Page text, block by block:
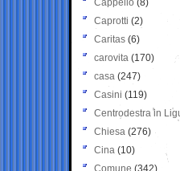
Cappello (8)
Caprotti (2)
Caritas (6)
carovita (170)
casa (247)
Casini (119)
Centrodestra in
Chiesa (276)
Cina (10)
Comune (342)